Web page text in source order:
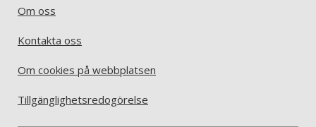
Om oss
Kontakta oss
Om cookies på webbplatsen
Tillgänglighetsredogörelse